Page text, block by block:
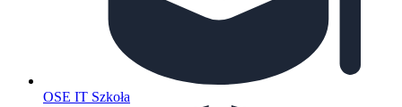
OSE IT Szkoła